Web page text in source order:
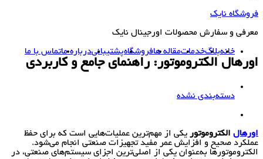
فروشگاه نایک
معرفی و سفارش محصولات اورجینال نایک
خانهبلاگخدماتمقاله هافروشگاهپشتیبانیدرباره ماتماس با ما
اورهال الکتروموتور: راهنمای جامع و کاربردی
دسته‌بندی نشده
اورهال الکتروموتور یکی از مهم‌ترین عملیات‌هایی است که برای حفظ
عملکرد صحیح و افزایش عمر مفید تجهیزات صنعتی انجام می‌شود.
الکتروموتورها به‌عنوان یکی از اصلی‌ترین اجزای سیستم‌های صنعتی، در